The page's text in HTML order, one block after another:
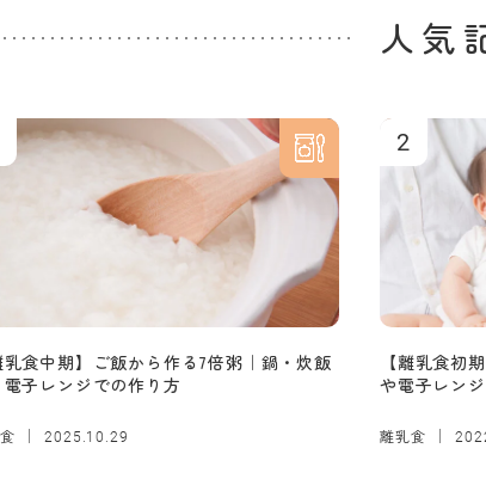
人気
乳食中期】ご飯から作る7倍粥｜鍋・炊飯
子レンジでの作り方
2025.10.29
2
【離乳食初
や電子レン
離乳食